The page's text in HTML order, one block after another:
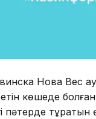
Нова Вес
көшеде
пәтерде тұратын